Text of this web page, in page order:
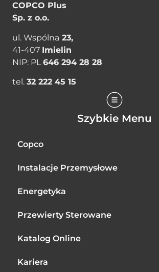
COPCO Plus
Sp. z o.o.
ul. Wspólna 23,
41-­407 Imielin
NIP: PL646 294 28 28
tel.32 222 45 15
Szybkie Menu
Copco
Instalacje Przemysłowe
Energetyka
Przewierty Sterowane
Katalog Online
Kariera